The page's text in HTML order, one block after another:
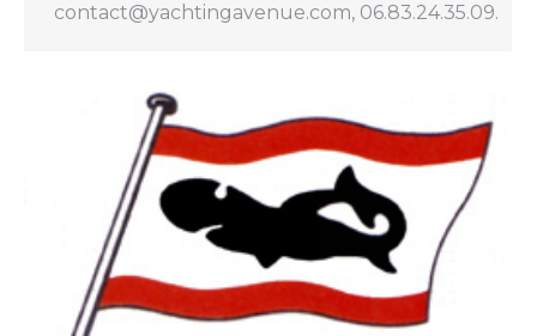
contact@yachtingavenue.com, 06.83.24.35.09.